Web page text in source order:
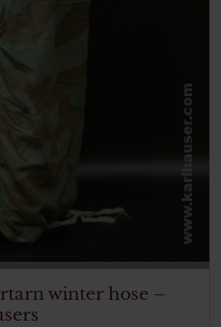
winter hose –